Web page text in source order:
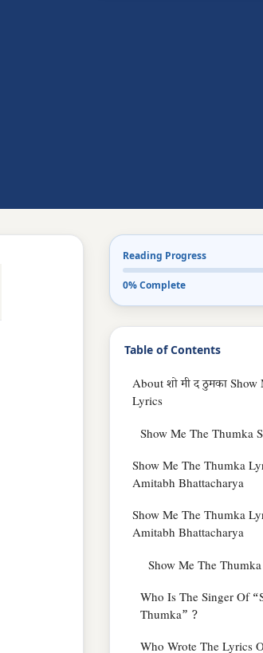
Reading Progress
0% Complete
Table of Contents
About शो मी द ठुमका
Lyrics
Show Me The Thumka
Show Me The Thumka
Amitabh Bhattacharya
Show Me The Thumka
Amitabh Bhattacharya
Show Me The
Who Is The Singer Of
Thumka” ?
Who Wrote The Lyrics